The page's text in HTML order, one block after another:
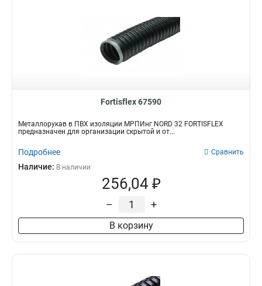
Fortisflex 67590
Металлорукав в ПВХ изоляции МРПИнг NORD 32 FORTISFLEX
предназначен для организации скрытой и от...
Подробнее Сравнить
Наличие: В наличии
256,04 ₽
– +
В корзину